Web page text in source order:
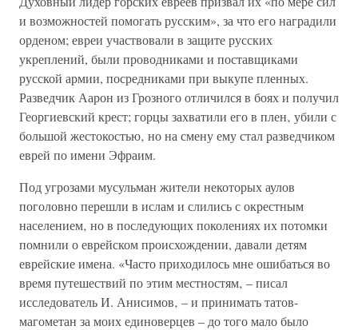
и возможностей помогать русским», за что его наградили
орденом; евреи участвовали в защите русских
укреплений, были проводниками и поставщиками
русской армии, посредниками при выкупе пленных.
Разведчик Аарон из Грозного отличился в боях и получил
Георгиевский крест; горцы захватили его в плен‚ убили с
большой жестокостью‚ но на смену ему стал разведчиком
еврей по имени Эфраим.
Под угрозами мусульман жители некоторых аулов
поголовно перешли в ислам и слились с окрестным
населением‚ но в последующих поколениях их потомки
помнили о еврейском происхождении, давали детям
еврейские имена. «Часто приходилось мне ошибаться во
время путешествий по этим местностям‚ – писал
исследователь И. Анисимов‚ – и принимать татов-
магометан за моих единоверцев – до того мало было